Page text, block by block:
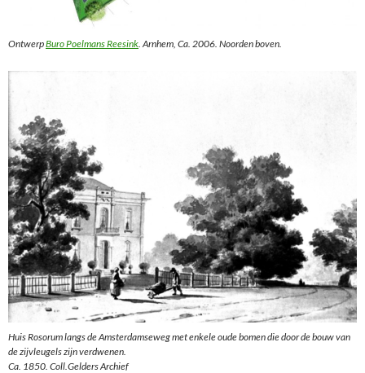
OntwerpBuro Poelmans Reesink . Arnhem, Ca. 2006. Noorden boven.
Huis Rosorum langs de Amsterdamseweg met enkele oude bomen die door de bouw van
de zijvleugels zijn verdwenen.
Ca. 1850. Coll.Gelders Archief